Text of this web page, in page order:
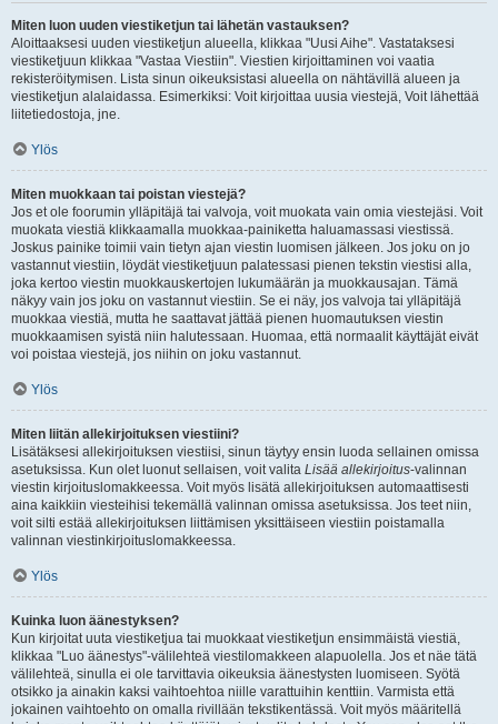
Miten luon uuden viestiketjun tai lähetän vastauksen?
Aloittaaksesi uuden viestiketjun alueella, klikkaa "Uusi Aihe". Vastataksesi
viestiketjuun klikkaa "Vastaa Viestiin". Viestien kirjoittaminen voi vaatia
rekisteröitymisen. Lista sinun oikeuksistasi alueella on nähtävillä alueen ja
viestiketjun alalaidassa. Esimerkiksi: Voit kirjoittaa uusia viestejä, Voit lähettää
liitetiedostoja, jne.
Ylös
Miten muokkaan tai poistan viestejä?
Jos et ole foorumin ylläpitäjä tai valvoja, voit muokata vain omia viestejäsi. Voit
muokata viestiä klikkaamalla muokkaa-painiketta haluamassasi viestissä.
Joskus painike toimii vain tietyn ajan viestin luomisen jälkeen. Jos joku on jo
vastannut viestiin, löydät viestiketjuun palatessasi pienen tekstin viestisi alla,
joka kertoo viestin muokkauskertojen lukumäärän ja muokkausajan. Tämä
näkyy vain jos joku on vastannut viestiin. Se ei näy, jos valvoja tai ylläpitäjä
muokkaa viestiä, mutta he saattavat jättää pienen huomautuksen viestin
muokkaamisen syistä niin halutessaan. Huomaa, että normaalit käyttäjät eivät
voi poistaa viestejä, jos niihin on joku vastannut.
Ylös
Miten liitän allekirjoituksen viestiini?
Lisätäksesi allekirjoituksen viestiisi, sinun täytyy ensin luoda sellainen omissa
asetuksissa. Kun olet luonut sellaisen, voit valita Lisää allekirjoitus-valinnan
viestin kirjoituslomakkeessa. Voit myös lisätä allekirjoituksen automaattisesti
aina kaikkiin viesteihisi tekemällä valinnan omissa asetuksissa. Jos teet niin,
voit silti estää allekirjoituksen liittämisen yksittäiseen viestiin poistamalla
valinnan viestinkirjoituslomakkeessa.
Ylös
Kuinka luon äänestyksen?
Kun kirjoitat uuta viestiketjua tai muokkaat viestiketjun ensimmäistä viestiä,
klikkaa "Luo äänestys"-välilehteä viestilomakkeen alapuolella. Jos et näe tätä
välilehteä, sinulla ei ole tarvittavia oikeuksia äänestysten luomiseen. Syötä
otsikko ja ainakin kaksi vaihtoehtoa niille varattuihin kenttiin. Varmista että
jokainen vaihtoehto on omalla rivillään tekstikentässä. Voit myös määritellä